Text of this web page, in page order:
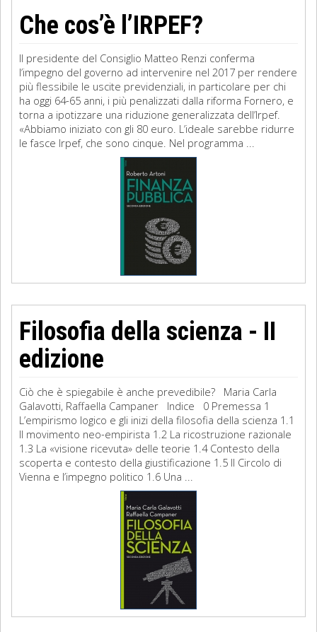
Che cos’è l’IRPEF?
Il presidente del Consiglio Matteo Renzi conferma
l’impegno del governo ad intervenire nel 2017 per rendere
più flessibile le uscite previdenziali, in particolare per chi
ha oggi 64-65 anni, i più penalizzati dalla riforma Fornero, e
torna a ipotizzare una riduzione generalizzata dell’Irpef.
«Abbiamo iniziato con gli 80 euro. L’ideale sarebbe ridurre
le fasce Irpef, che sono cinque. Nel programma ...
Filosofia della scienza - II
edizione
Ciò che è spiegabile è anche prevedibile? Maria Carla
Galavotti, Raffaella Campaner Indice 0 Premessa 1
L’empirismo logico e gli inizi della filosofia della scienza 1.1
Il movimento neo-empirista 1.2 La ricostruzione razionale
1.3 La «visione ricevuta» delle teorie 1.4 Contesto della
scoperta e contesto della giustificazione 1.5 Il Circolo di
Vienna e l’impegno politico 1.6 Una ...